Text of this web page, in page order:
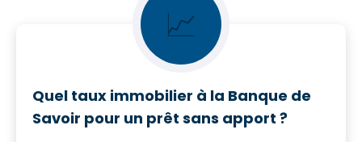
📈
Quel taux immobilier à la Banque de
Savoir pour un prêt sans apport ?